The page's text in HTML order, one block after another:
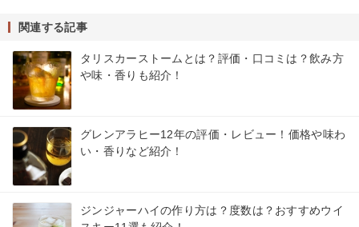
関連する記事
タリスカーストームとは？評価・口コミは？飲み方
や味・香りも紹介！
グレンアラヒー12年の評価・レビュー！価格や味わ
い・香りなど紹介！
ジンジャーハイの作り方は？度数は？おすすめウイ